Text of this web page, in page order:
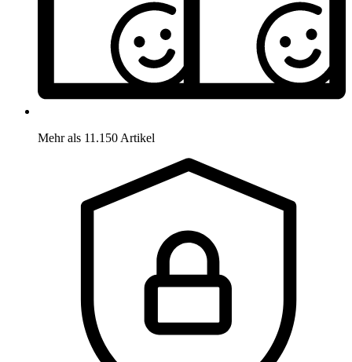
Mehr als 11.150 Artikel